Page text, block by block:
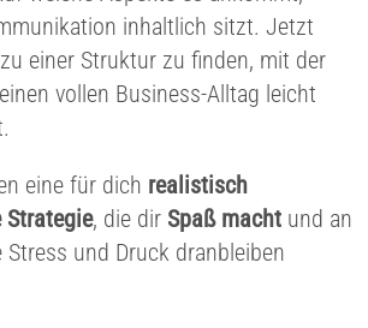
inhaltlich sitzt. Jetzt
einer Struktur zu finden, mit der
vollen Business-Alltag leicht
eine für dich realistisch
Strategie, die dir Spaß macht und an
Stress und Druck dranbleiben